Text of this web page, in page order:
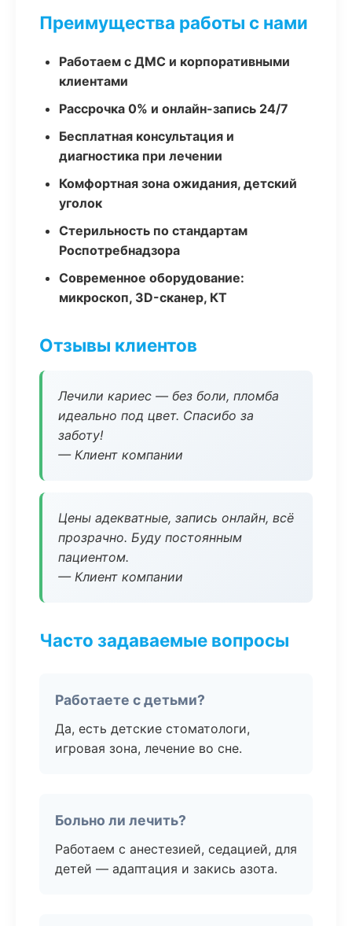
Преимущества работы с нами
Работаем с ДМС и корпоративными
клиентами
Рассрочка 0% и онлайн-запись 24/7
Бесплатная консультация и
диагностика при лечении
Комфортная зона ожидания, детский
уголок
Стерильность по стандартам
Роспотребнадзора
Современное оборудование:
микроскоп, 3D-сканер, КТ
Отзывы клиентов
Лечили кариес — без боли, пломба
идеально под цвет. Спасибо за
заботу!
— Клиент компании
Цены адекватные, запись онлайн, всё
прозрачно. Буду постоянным
пациентом.
— Клиент компании
Часто задаваемые вопросы
Работаете с детьми?
Да, есть детские стоматологи,
игровая зона, лечение во сне.
Больно ли лечить?
Работаем с анестезией, седацией, для
детей — адаптация и закись азота.